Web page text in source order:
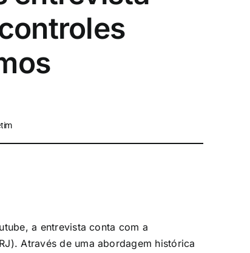
a entrevista conta com a
Através de uma abordagem histórica